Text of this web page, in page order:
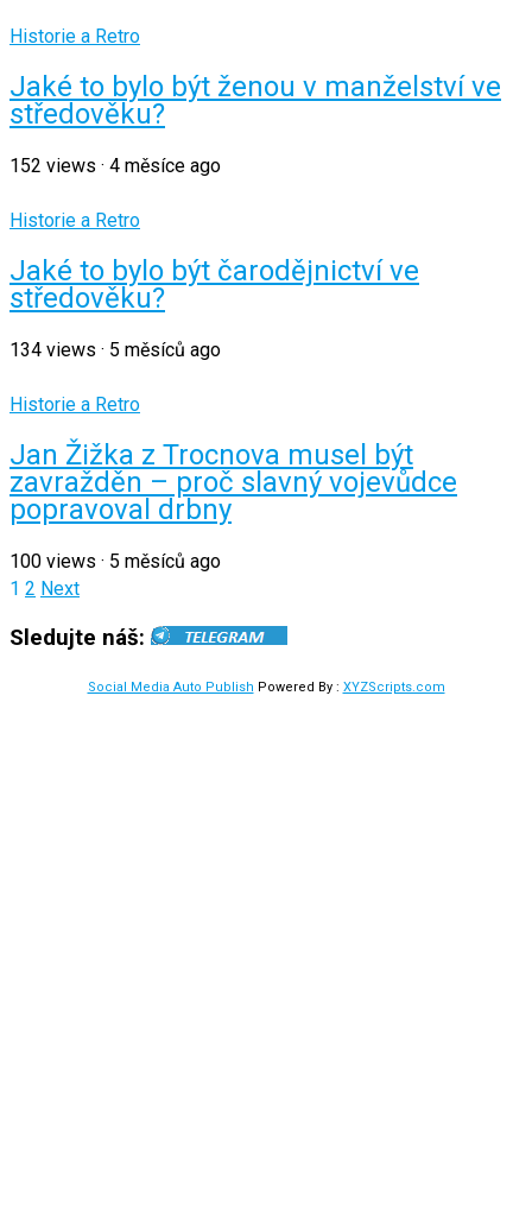
Historie a Retro
Jaké to bylo být ženou v manželství ve
středověku?
152 views · 4 měsíce ago
Historie a Retro
Jaké to bylo být čarodějnictví ve
středověku?
134 views · 5 měsíců ago
Historie a Retro
Jan Žižka z Trocnova musel být
zavražděn – proč slavný vojevůdce
popravoval drbny
100 views · 5 měsíců ago
Stránkování
1 2 Next
Sledujte náš:
Social Media Auto Publish Powered By : XYZScripts.com